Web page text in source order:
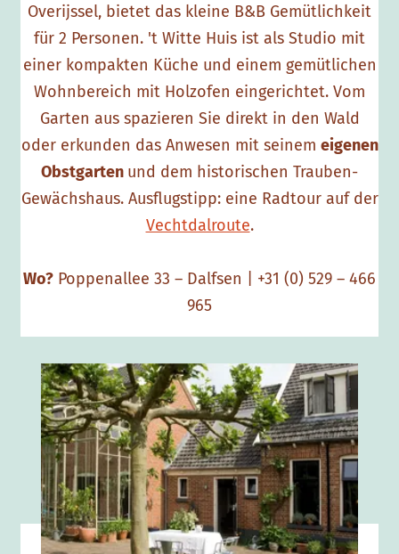
Overijssel, bietet das kleine B&B Gemütlichkeit
für 2 Personen. 't Witte Huis ist als Studio mit
einer kompakten Küche und einem gemütlichen
Wohnbereich mit Holzofen eingerichtet. Vom
Garten aus spazieren Sie direkt in den Wald
oder erkunden das Anwesen mit seinem eigenen
Obstgarten und dem historischen Trauben-
Gewächshaus. Ausflugstipp: eine Radtour auf der
Vechtdalroute.
Wo? Poppenallee 33 – Dalfsen | +31 (0) 529 – 466
965